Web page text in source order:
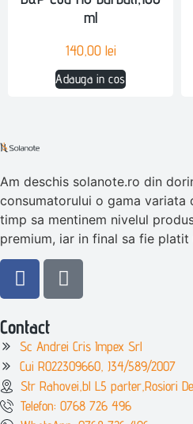
ml
140,00 lei
Adauga in cos
Am deschis solanote.ro din
consumatorului o gama variata
timp sa mentinem nivelul
premium, iar in final sa fie
Contact
Sc Andrei Cris Impex Srl
Cui RO22309660, J34/589/2007
Str Rahovei,bl L5 parter,Rosiori
Telefon: 0768 726 496